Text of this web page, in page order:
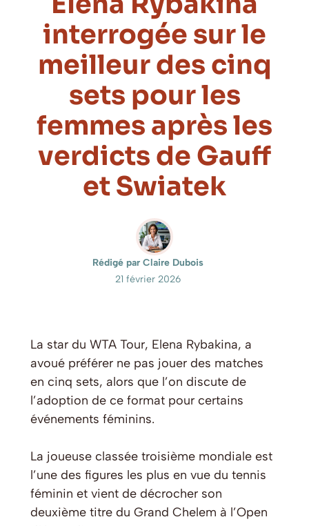
interrogée sur le
meilleur des cinq
sets pour les
femmes après les
verdicts de Gauff
et Swiatek
Rédigé par Claire Dubois
21 février 2026
La star du WTA Tour, Elena Rybakina, a
avoué préférer ne pas jouer des matches
en cinq sets, alors que l’on discute de
l’adoption de ce format pour certains
événements féminins.
La joueuse classée troisième mondiale est
l’une des figures les plus en vue du tennis
féminin et vient de décrocher son
deuxième titre du Grand Chelem à l’Open